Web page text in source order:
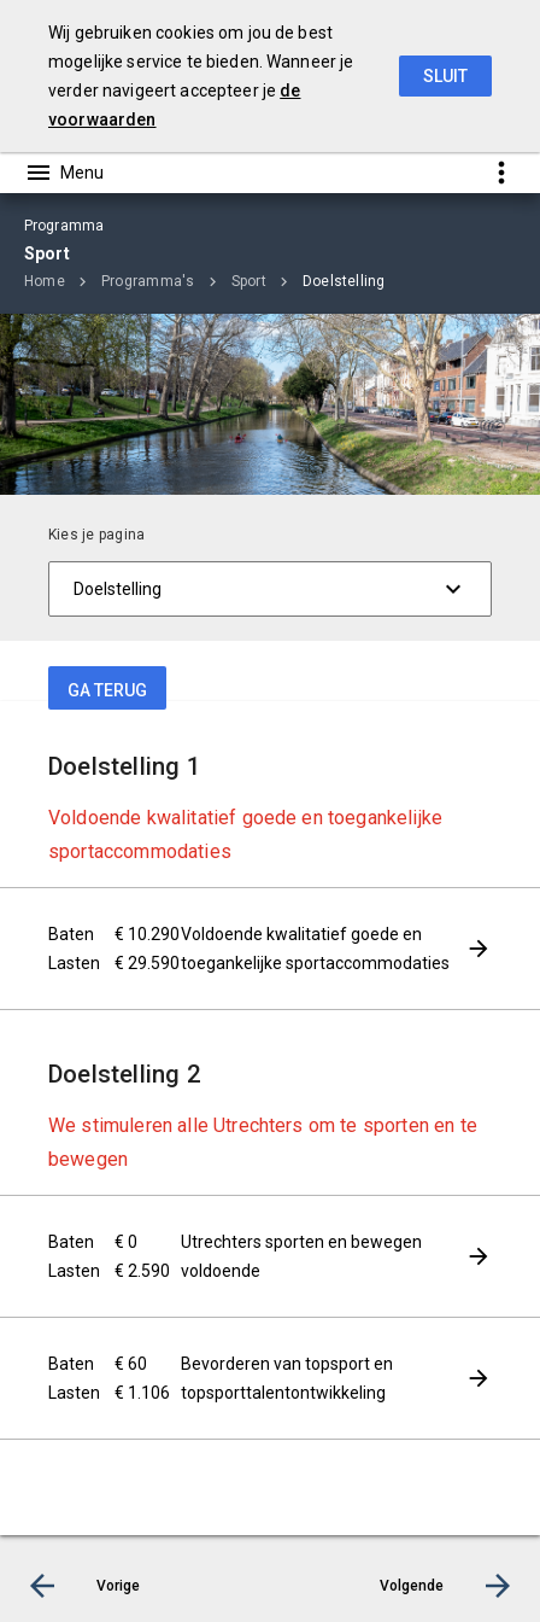
Programma
Sport
Home Programma's Sport Doelstelling
Doelstelling 1
Voldoende kwalitatief goede en toegankelijke
sportaccommodaties
Baten € 10.290Voldoende kwalitatief goede en
toegankelijke sportaccommodaties
Lasten € 29.590
Doelstelling 2
We stimuleren alle Utrechters om te sporten en te
bewegen
Baten € 0
Utrechters sporten en bewegen
voldoende
Lasten € 2.590
Baten € 60
Bevorderen van topsport en
topsporttalentontwikkeling
Lasten € 1.106
Vorige Volgende
GA TERUG
Wij gebruiken cookies om jou de best
mogelijke service te bieden. Wanneer je
verder navigeert accepteer je de
voorwaarden
SLUIT